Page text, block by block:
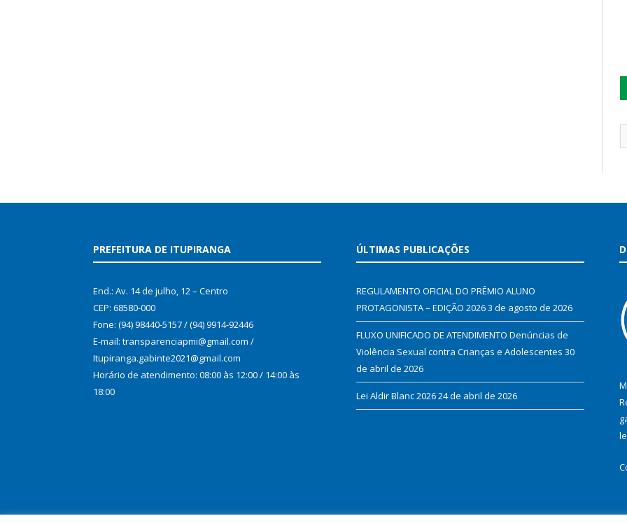
PREFEITURA DE ITUPIRANGA
End.: Av. 14 de julho, 12 – Centro
CEP: 68580-000
Fone: (94) 98440-5157 / (94) 9914-92446
E-mail: transparenciapmi@gmail.com /
Itupiranga.gabinte2021@gmail.com
Horário de atendimento: 08:00 às 12:00 / 14:00 às
18:00
ÚLTIMAS PUBLICAÇÕES
REGULAMENTO OFICIAL DO PRÊMIO ALUNO
PROTAGONISTA – EDIÇÃO 20263 de agosto de 2026
FLUXO UNIFICADO DE ATENDIMENTO Denúncias de
Violência Sexual contra Crianças e Adolescentes 30
de abril de 2026
Lei Aldir Blanc 202624 de abril de 2026